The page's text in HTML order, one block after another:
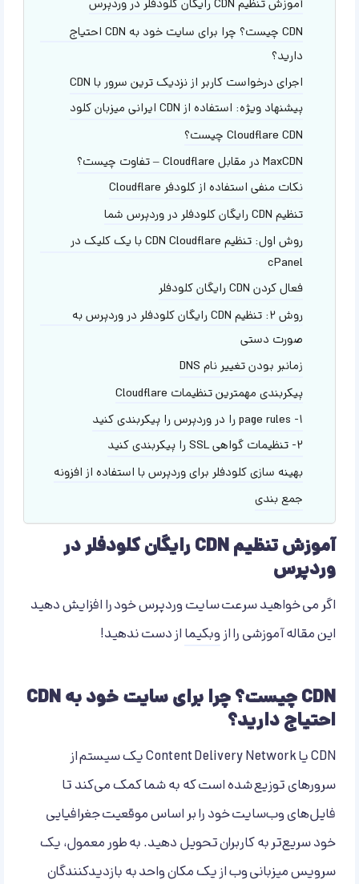
آموزش تنظیم CDN رایگان کلودفلر در وردپرس
CDN چیست؟ چرا برای سایت خود به CDN احتیاج
دارید؟
اجرای درخواست کاربر از نزدیک ترین سرور با CDN
پیشنهاد ویژه: استفاده از CDN ایرانی میزبان کلود
Cloudflare CDN چیست؟
MaxCDN در مقابل Cloudflare – تفاوت چیست؟
نکات منفی استفاده از کلودفر Cloudflare
تنظیم CDN رایگان کلودفلر در وردپرس شما
روش اول: تنظیم CDN Cloudflare با یک کلیک در
cPanel
فعال کردن CDN رایگان کلودفلر
روش ۲: تنظیم CDN رایگان کلودفلر در وردپرس به
صورت دستی
زمانبر بودن تغییر نام DNS
پیکربندی مهمترین تنظیمات Cloudflare
۱- page rules را در وردپرس را پیکربندی کنید
۲- تنظیمات گواهی SSL را پیکربندی کنید
بهینه سازی کلودفلر برای وردپرس با استفاده از افزونه
جمع بندی
آموزش تنظیم CDN رایگان کلودفلر در
وردپرس
اگر می خواهید سرعت سایت وردپرس خود را افزایش دهید
این مقاله آموزشی را ازوبکیمااز دست ندهید!
CDN چیست؟ چرا برای سایت خود به CDN
احتیاج دارید؟
CDN یا Content Delivery Network یک سیستم از
سرورهای توزیع شده است که به شما کمک می‌کند تا
فایل‌های وب‌سایت خود را بر اساس موقعیت جغرافیایی
خود سریع‌تر به کاربران تحویل دهید. به طور معمول، یک
سرویس میزبانی وب از یک مکان واحد به بازدیدکنندگان